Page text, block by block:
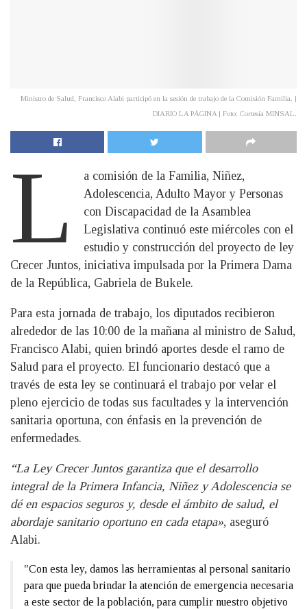
Ministro de Salud, Francisco Alabi participó en la sesión de trabajo de la Comisión Familia. |
DIARIO LA PÁGINA | Foto: Cortesía MINSAL.
L
a comisión de la Familia, Niñez,
Adolescencia, Adulto Mayor y Personas
con Discapacidad de la Asamblea
Legislativa continuó este miércoles con el
estudio y construcción del proyecto de ley
Crecer Juntos, iniciativa impulsada por la Primera Dama
de la República, Gabriela de Bukele.
Para esta jornada de trabajo, los diputados recibieron
alrededor de las 10:00 de la mañana al ministro de Salud,
Francisco Alabi, quien brindó aportes desde el ramo de
Salud para el proyecto. El funcionario destacó que a
través de esta ley se continuará el trabajo por velar el
pleno ejercicio de todas sus facultades y la intervención
sanitaria oportuna, con énfasis en la prevención de
enfermedades.
“La Ley Crecer Juntos garantiza que el desarrollo
integral de la Primera Infancia, Niñez y Adolescencia se
dé en espacios seguros y, desde el ámbito de salud, el
abordaje sanitario oportuno en cada etapa», aseguró
Alabi.
"Con esta ley, damos las herramientas al personal sanitario
para que pueda brindar la atención de emergencia necesaria
a este sector de la población, para cumplir nuestro objetivo